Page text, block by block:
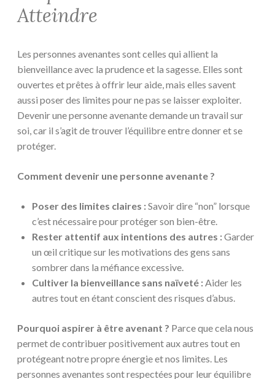
Atteindre
Les personnes avenantes sont celles qui allient la
bienveillance avec la prudence et la sagesse. Elles sont
ouvertes et prêtes à offrir leur aide, mais elles savent
aussi poser des limites pour ne pas se laisser exploiter.
Devenir une personne avenante demande un travail sur
soi, car il s’agit de trouver l’équilibre entre donner et se
protéger.
Comment devenir une personne avenante ?
Poser des limites claires :Savoir dire “non” lorsque
c’est nécessaire pour protéger son bien-être.
Rester attentif aux intentions des autres :Garder
un œil critique sur les motivations des gens sans
sombrer dans la méfiance excessive.
Cultiver la bienveillance sans naïveté :Aider les
autres tout en étant conscient des risques d’abus.
Pourquoi aspirer à être avenant ? Parce que cela nous
permet de contribuer positivement aux autres tout en
protégeant notre propre énergie et nos limites. Les
personnes avenantes sont respectées pour leur équilibre